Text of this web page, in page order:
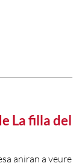
La filla del
aniran a veure